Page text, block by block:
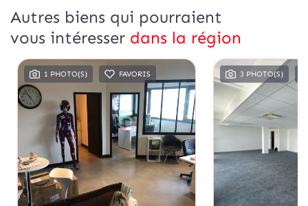
Autres biens qui pourraient
vous intéresser dans la région
1 PHOTO(S) FAVORIS 3 PHOTO(S)